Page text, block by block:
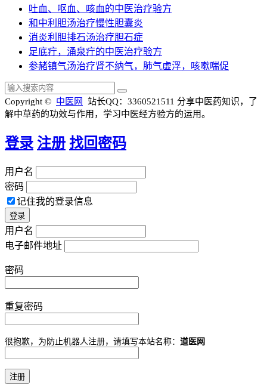
吐血、呕血、咳血的中医治疗验方
和中利胆汤治疗慢性胆囊炎
消炎利胆排石汤治疗胆石症
足底疔，涌泉疔的中医治疗验方
参赭镇气汤治疗肾不纳气，肺气虚浮，咳嗽喘促
Copyright © 中医网 站长QQ：3360521511 分享中医药知识，了
解中草药的功效与作用，学习中医经方验方的运用。
登录 注册 找回密码
用户名
密码
记住我的登录信息
用户名
电子邮件地址
密码
重复密码
很抱歉，为防止机器人注册，请填写本站名称： 道医网